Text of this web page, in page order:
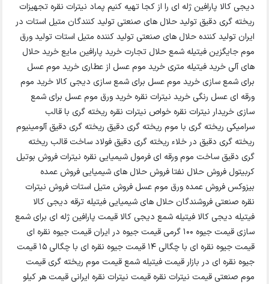
دیجی کالا پارافین ژله ای را از کجا تهیه کنیم پماد نیترات نقره تجهیزات
ریخته گری دقیق تولید حلال های صنعتی تولید کنندگان متیل استات در
ایران تولید کننده حلال های صنعتی تولید کننده متیل استات تولید ورق
موم جایگزین فیتیله شمع حلال تجارت خرید پارافین مایع خرید حلال
های آلی خرید فیتیله متری خرید موم عسل از عطاری خرید موم عسل
برای شمع سازی خرید موم عسل برای شمع سازی دیجی کالا خرید موم
ورقه ای عسل رنگی خرید نیترات نقره خرید ورق موم عسل برای شمع
سازی خریدار نیترات نقره خواص نیترات نقره ریخته گری با قالب
سرامیکی ریخته گری با موم ریخته گری دقیق ریخته گری دقیق آلومینیوم
ریخته گری دقیق در خلاء ریخته گری دقیق فولاد ساخت قالب ریخته
گری دقیق ساخت موم ورقه ای فرمول شیمیایی نقره نیترات فروش بوتیل
کربیتول فروش حلال نفتا فروش حلال های شیمیایی فروش عمده
بیزوکس فروش عمده ورق موم عسل فروش متیل استات فروش نیترات
نقره صنعتی فروشندگان حلال های شیمیایی فیتیله ترقه دیجی کالا
فیتیله دیجی کالا فیتیله شمع دیجی کالا قیمت پارافین ژله ای برای شمع
سازی قیمت جیوه 100 گرمی قیمت جیوه در ایران قیمت جیوه نقره ای
قیمت جیوه نقره ای با چگالی 14 قیمت جیوه نقره ای با چگالی 15 قیمت
جیوه نقره ای در بازار قیمت فیتیله شمع قیمت موم ریخته گری قیمت
موم صنعتی قیمت نیترات نقره قیمت نیترات نقره ایرانی قیمت هر کیلو